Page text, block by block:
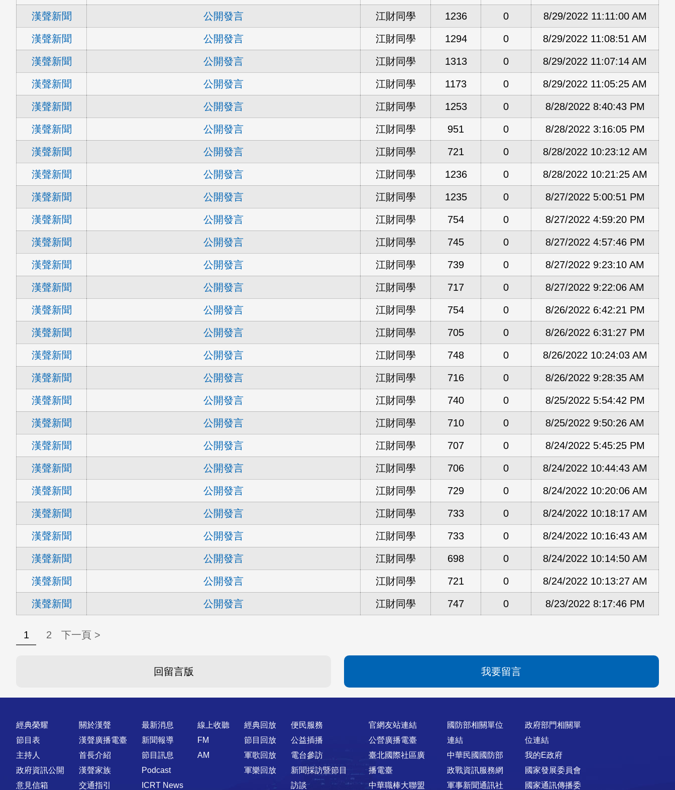
漢聲新聞 公開發言 江財同學 1236 0 8/29/2022 11:11:00 AM
漢聲新聞 公開發言 江財同學 1294 0 8/29/2022 11:08:51 AM
漢聲新聞 公開發言 江財同學 1313 0 8/29/2022 11:07:14 AM
漢聲新聞 公開發言 江財同學 1173 0 8/29/2022 11:05:25 AM
漢聲新聞 公開發言 江財同學 1253 0 8/28/2022 8:40:43 PM
漢聲新聞 公開發言 江財同學 951 0 8/28/2022 3:16:05 PM
漢聲新聞 公開發言 江財同學 721 0 8/28/2022 10:23:12 AM
漢聲新聞 公開發言 江財同學 1236 0 8/28/2022 10:21:25 AM
漢聲新聞 公開發言 江財同學 1235 0 8/27/2022 5:00:51 PM
漢聲新聞 公開發言 江財同學 754 0 8/27/2022 4:59:20 PM
漢聲新聞 公開發言 江財同學 745 0 8/27/2022 4:57:46 PM
漢聲新聞 公開發言 江財同學 739 0 8/27/2022 9:23:10 AM
漢聲新聞 公開發言 江財同學 717 0 8/27/2022 9:22:06 AM
漢聲新聞 公開發言 江財同學 754 0 8/26/2022 6:42:21 PM
漢聲新聞 公開發言 江財同學 705 0 8/26/2022 6:31:27 PM
漢聲新聞 公開發言 江財同學 748 0 8/26/2022 10:24:03 AM
漢聲新聞 公開發言 江財同學 716 0 8/26/2022 9:28:35 AM
漢聲新聞 公開發言 江財同學 740 0 8/25/2022 5:54:42 PM
漢聲新聞 公開發言 江財同學 710 0 8/25/2022 9:50:26 AM
漢聲新聞 公開發言 江財同學 707 0 8/24/2022 5:45:25 PM
漢聲新聞 公開發言 江財同學 706 0 8/24/2022 10:44:43 AM
漢聲新聞 公開發言 江財同學 729 0 8/24/2022 10:20:06 AM
漢聲新聞 公開發言 江財同學 733 0 8/24/2022 10:18:17 AM
漢聲新聞 公開發言 江財同學 733 0 8/24/2022 10:16:43 AM
漢聲新聞 公開發言 江財同學 698 0 8/24/2022 10:14:50 AM
漢聲新聞 公開發言 江財同學 721 0 8/24/2022 10:13:27 AM
漢聲新聞 公開發言 江財同學 747 0 8/23/2022 8:17:46 PM
1 2 下一頁 >
回留言版 我要留言
快速連結
經典榮耀
節目表
主持人
政府資訊公開
意見信箱
關於漢聲
漢聲廣播電臺
首長介紹
漢聲家族
交通指引
最新消息
新聞報導
節目訊息
Podcast
ICRT News
線上收聽
FM
AM
經典回放
節目回放
軍歌回放
軍樂回放
便民服務
公益插播
電台參訪
新聞採訪暨節目
訪談
官網友站連結
公營廣播電臺
臺北國際社區廣
播電臺
中華職棒大聯盟
國防部相關單位
連結
中華民國國防部
政戰資訊服務網
軍事新聞通訊社
政府部門相關單
位連結
我的E政府
國家發展委員會
國家通訊傳播委